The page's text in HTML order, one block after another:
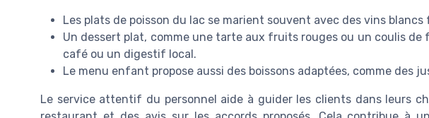
Les plats de poisson du lac se marient souvent avec des vins
Un dessert plat, comme une tarte aux fruits rouges ou un coulis
café ou un digestif local.
Le menu enfant propose aussi des boissons adaptées, comme des
Le service attentif du personnel aide à guider les clients dans leurs